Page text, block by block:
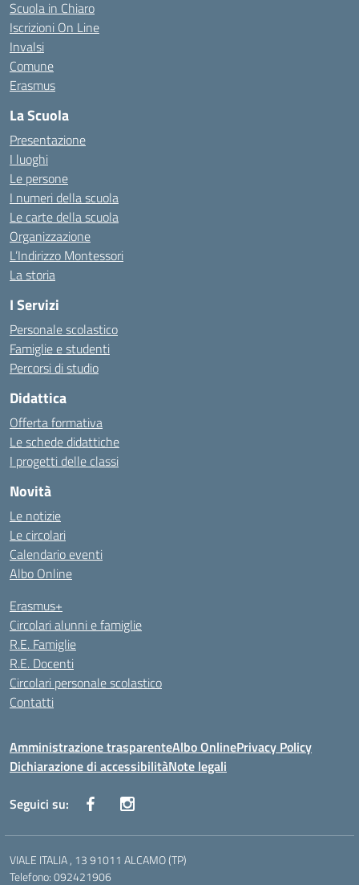
Scuola in Chiaro
Iscrizioni On Line
Invalsi
Comune
Erasmus
La Scuola
Presentazione
I luoghi
Le persone
I numeri della scuola
Le carte della scuola
Organizzazione
L’Indirizzo Montessori
La storia
I Servizi
Personale scolastico
Famiglie e studenti
Percorsi di studio
Didattica
Offerta formativa
Le schede didattiche
I progetti delle classi
Novità
Le notizie
Le circolari
Calendario eventi
Albo Online
Erasmus+
Circolari alunni e famiglie
R.E. Famiglie
R.E. Docenti
Circolari personale scolastico
Contatti
Amministrazione trasparenteAlbo OnlinePrivacy Policy
Dichiarazione di accessibilitàNote legali
Seguici su:
VIALE ITALIA , 13 91011 ALCAMO (TP)
Telefono: 092421906